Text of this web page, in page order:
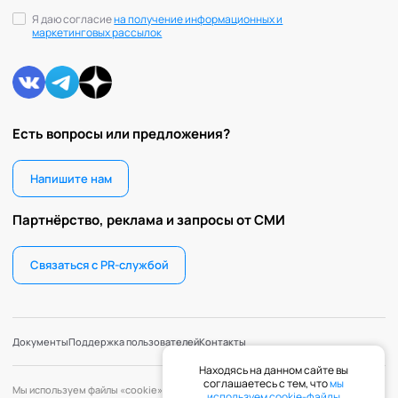
Самоорганизация и мотивация
Секс и сексуальность
Системное мышление
Сон
Социализация и адаптация
Спорт и тренировки
Травматический опыт
Тревожность
Управление продажами и маркетинг
Есть вопросы или предложения?
Напишите нам
Партнёрство, реклама и запросы от СМИ
Связаться с PR-службой
Я даю согласиена получение информационных и
маркетинговых рассылок
ДокументыПоддержка пользователейКонтакты
Мы используем файлы «cookie» с целью персонализации сервисов и
Находясь на данном сайте вы
соглашаетесь с тем, чтомы